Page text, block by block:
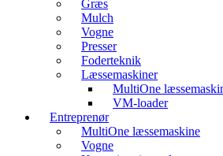
Græs
Mulch
Vogne
Presser
Foderteknik
Læssemaskiner
MultiOne
VM-loader
Entreprenør
MultiOne læssemaskine
Vogne